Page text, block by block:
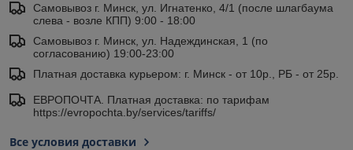
Самовывоз г. Минск, ул. Игнатенко, 4/1 (после шлагбаума
слева - возле КПП) 9:00 - 18:00
Самовывоз г. Минск, ул. Надеждинская, 1 (по
согласованию) 19:00-23:00
Платная доставка курьером: г. Минск - от 10р., РБ - от 25р.
ЕВРОПОЧТА. Платная доставка: по тарифам
https://evropochta.by/services/tariffs/
Все условия доставки